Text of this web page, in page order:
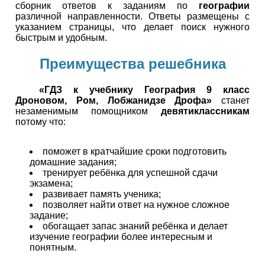
сборник ответов к заданиям по географии
различной направленности. Ответы размещены с
указанием страницы, что делает поиск нужного
быстрым и удобным.
Преимущества решебника
«ГДЗ к учебнику География 9 класс
Дроновом, Ром, Лобжанидзе Дрофа» станет
незаменимым помощником девятиклассникам
потому что:
поможет в кратчайшие сроки подготовить
домашние задания;
тренирует ребёнка для успешной сдачи
экзамена;
развивает память ученика;
позволяет найти ответ на нужное сложное
задание;
обогащает запас знаний ребёнка и делает
изучение географии более интересным и
понятным.